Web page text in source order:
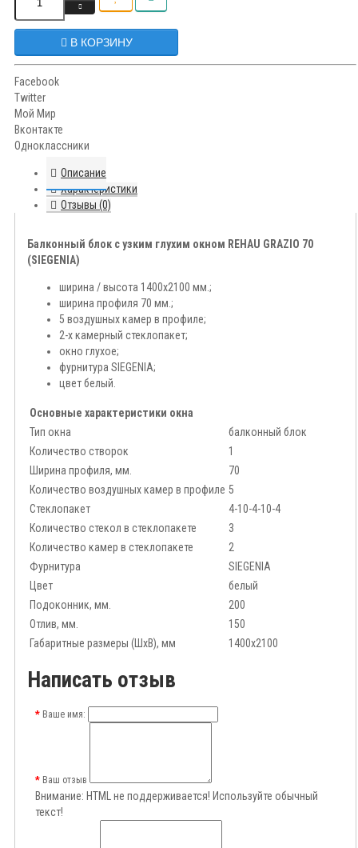
В КОРЗИНУ
Facebook
Twitter
Мой Мир
Вконтакте
Одноклассники
Описание
Характеристики
Отзывы (0)
Балконный блок с узким глухим окном REHAU GRAZIO 70
(SIEGENIA)
ширина / высота 1400х2100 мм.;
ширина профиля 70 мм.;
5 воздушных камер в профиле;
2-х камерный стеклопакет;
окно глухое;
фурнитура SIEGENIA;
цвет белый.
Основные характеристики окна
Тип окна
балконный блок
Количество створок
1
Ширина профиля, мм.
70
Количество воздушных камер в профиле 5
Стеклопакет
4-10-4-10-4
Количество стекол в стеклопакете
3
Количество камер в стеклопакете
2
Фурнитура
SIEGENIA
Цвет
белый
Подоконник, мм.
200
Отлив, мм.
150
Габаритные размеры (ШхВ), мм
1400х2100
Написать отзыв
Ваше имя:
Ваш отзыв
Внимание: HTML не поддерживается! Используйте обычный
текст!